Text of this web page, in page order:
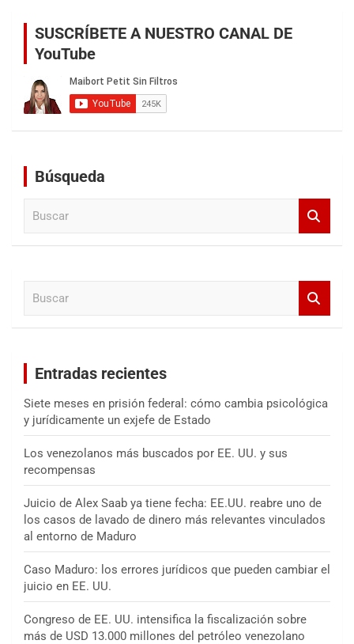
SUSCRÍBETE A NUESTRO CANAL DE
YouTube
Búsqueda
Entradas recientes
Siete meses en prisión federal: cómo cambia psicológica
y jurídicamente un exjefe de Estado
Los venezolanos más buscados por EE. UU. y sus
recompensas
Juicio de Alex Saab ya tiene fecha: EE.UU. reabre uno de
los casos de lavado de dinero más relevantes vinculados
al entorno de Maduro
Caso Maduro: los errores jurídicos que pueden cambiar el
juicio en EE. UU.
Congreso de EE. UU. intensifica la fiscalización sobre
más de USD 13.000 millones del petróleo venezolano